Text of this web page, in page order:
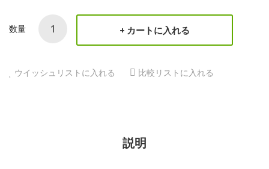
数量 カートに入れる
ウイッシュリストに入れる 比較リストに入れる
説明